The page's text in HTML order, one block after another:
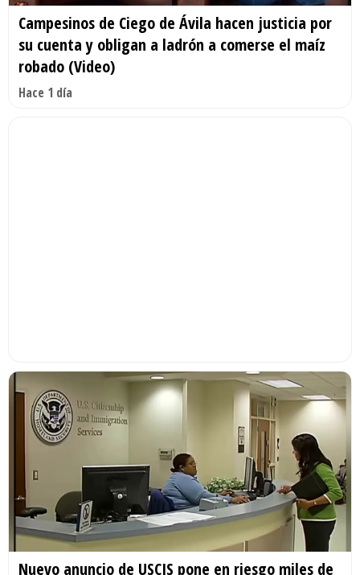
Campesinos de Ciego de Ávila hacen justicia por
su cuenta y obligan a ladrón a comerse el maíz
robado (Video)
Hace 1 día
Nuevo anuncio de USCIS pone en riesgo miles de